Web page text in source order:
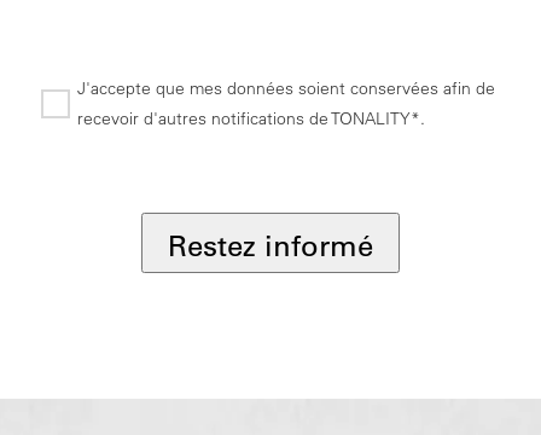
J'accepte que mes données soient conservées afin de
recevoir d'autres notifications de TONALITY*.
Restez informé